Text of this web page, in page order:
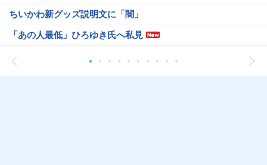
ちいかわ新グッズ説明文に「闇」
「あの人最低」ひろゆき氏へ私見